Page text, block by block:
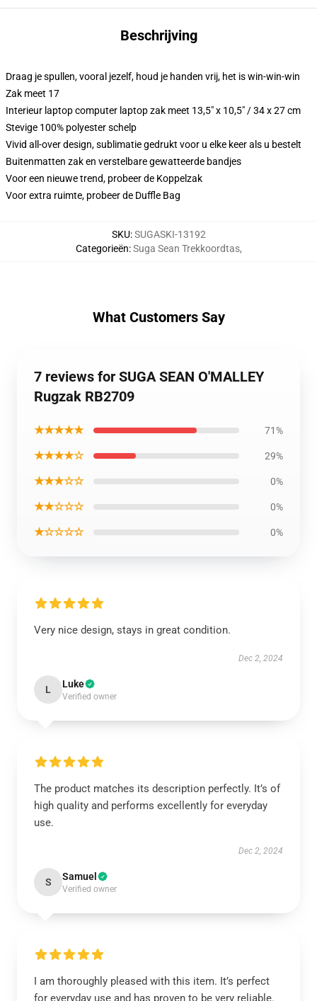
Beschrijving
Draag je spullen, vooral jezelf, houd je handen vrij, het is win-win-win
Zak meet 17
Interieur laptop computer laptop zak meet 13,5" x 10,5" / 34 x 27 cm
Stevige 100% polyester schelp
Vivid all-over design, sublimatie gedrukt voor u elke keer als u bestelt
Buitenmatten zak en verstelbare gewatteerde bandjes
Voor een nieuwe trend, probeer de Koppelzak
Voor extra ruimte, probeer de Duffle Bag
SKU:SUGASKI-13192
Categorieën:Suga Sean Trekkoordtas,
What Customers Say
7 reviews for SUGA SEAN O'MALLEY
Rugzak RB2709
★★★★★ 71%
★★★★☆ 29%
★★★☆☆ 0%
★★☆☆☆ 0%
★☆☆☆☆ 0%
Very nice design, stays in great condition.
Dec 2, 2024
L Luke
Verified owner
The product matches its description perfectly. It’s of
high quality and performs excellently for everyday
use.
Dec 2, 2024
S Samuel
Verified owner
I am thoroughly pleased with this item. It’s perfect
for everyday use and has proven to be very reliable.